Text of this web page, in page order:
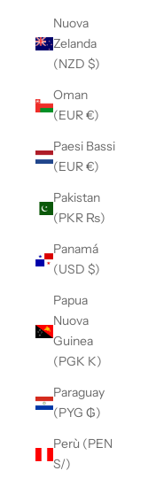
Nuova
Zelanda
(NZD $)
Oman
(EUR €)
Paesi Bassi
(EUR €)
Pakistan
(PKR ₨)
Panamá
(USD $)
Papua
Nuova
Guinea
(PGK K)
Paraguay
(PYG ₲)
Perù (PEN
S/)